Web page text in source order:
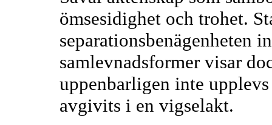
ömsesidighet och trohet.
separationsbenägenheten
samlevnadsformer visar
uppenbarligen inte
avgivits i en vigselakt.